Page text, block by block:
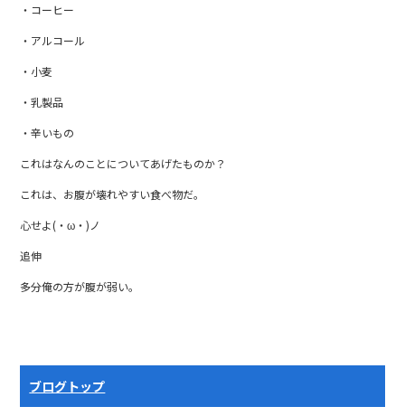
・コーヒー
・アルコール
・小麦
・乳製品
・辛いもの
これはなんのことについてあげたものか？
これは、お腹が壊れやすい食べ物だ。
心せよ(・ω・)ノ
追伸
多分俺の方が腹が弱い。
ブログトップ